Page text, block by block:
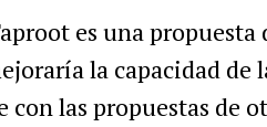
es una
la capacidad de
con las propuestas de